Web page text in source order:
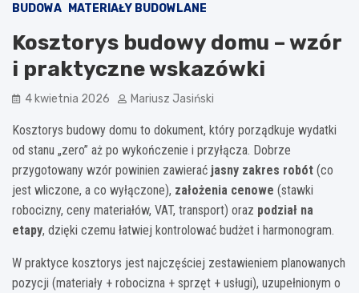
BUDOWA MATERIAŁY BUDOWLANE
Kosztorys budowy domu – wzór
i praktyczne wskazówki
4 kwietnia 2026 Mariusz Jasiński
Kosztorys budowy domu to dokument, który porządkuje wydatki
od stanu „zero” aż po wykończenie i przyłącza. Dobrze
przygotowany wzór powinien zawierać jasny zakres robót (co
jest wliczone, a co wyłączone), założenia cenowe (stawki
robocizny, ceny materiałów, VAT, transport) oraz podział na
etapy, dzięki czemu łatwiej kontrolować budżet i harmonogram.
W praktyce kosztorys jest najczęściej zestawieniem planowanych
pozycji (materiały + robocizna + sprzęt + usługi), uzupełnionym o